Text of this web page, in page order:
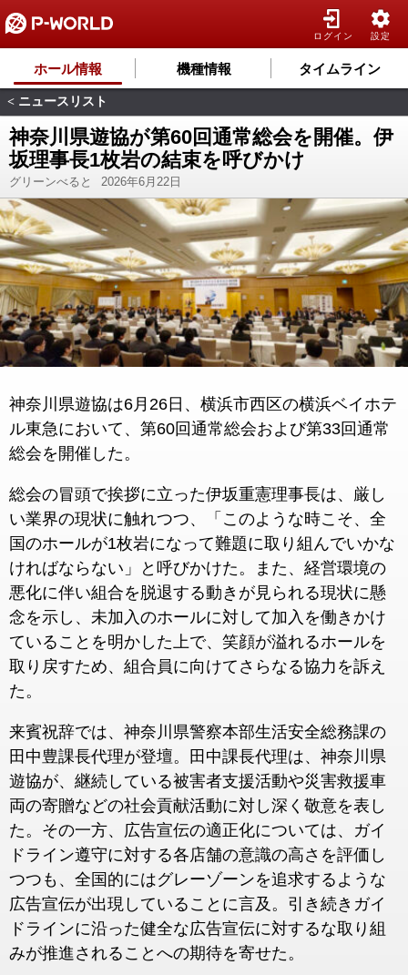
ログイン 設定
ホール情報 機種情報 タイムライン
< ニュースリスト
神奈川県遊協が第60回通常総会を開催。伊
坂理事長1枚岩の結束を呼びかけ
グリーンべると 2026年6月22日
神奈川県遊協は6月26日、横浜市西区の横浜ベイホテ
ル東急において、第60回通常総会および第33回通常
総会を開催した。
総会の冒頭で挨拶に立った伊坂重憲理事長は、厳し
い業界の現状に触れつつ、「このような時こそ、全
国のホールが1枚岩になって難題に取り組んでいかな
ければならない」と呼びかけた。また、経営環境の
悪化に伴い組合を脱退する動きが見られる現状に懸
念を示し、未加入のホールに対して加入を働きかけ
ていることを明かした上で、笑顔が溢れるホールを
取り戻すため、組合員に向けてさらなる協力を訴え
た。
来賓祝辞では、神奈川県警察本部生活安全総務課の
田中豊課長代理が登壇。田中課長代理は、神奈川県
遊協が、継続している被害者支援活動や災害救援車
両の寄贈などの社会貢献活動に対し深く敬意を表し
た。その一方、広告宣伝の適正化については、ガイ
ドライン遵守に対する各店舗の意識の高さを評価し
つつも、全国的にはグレーゾーンを追求するような
広告宣伝が出現していることに言及。引き続きガイ
ドラインに沿った健全な広告宣伝に対するな取り組
みが推進されることへの期待を寄せた。